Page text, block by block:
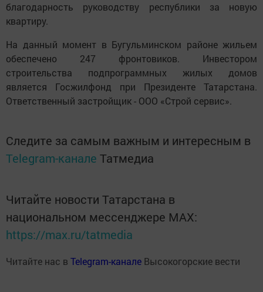
благодарность руководству республики за новую
квартиру.
На данный момент в Бугульминском районе жильем
обеспечено 247 фронтовиков. Инвестором
строительства подпрограммных жилых домов
является Госжилфонд при Президенте Татарстана.
Ответственный застройщик - ООО «Строй сервис».
Следите за самым важным и интересным в
Telegram-канале Татмедиа
Читайте новости Татарстана в
национальном мессенджере MАХ:
https://max.ru/tatmedia
Читайте нас в Telegram-канале Высокогорские вести